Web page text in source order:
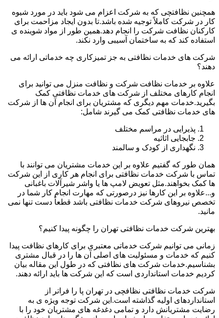
همچنین نظافتچی که به شرکت اعزام می شود باید در مورد شیوه
کار در شرکت کاملاً توجیه شده باشد.تا بدون ایجاد مزاحمت برای
کارکنان نظافت شرکت را انجام دهد.همین طور از مواد شوینده ی
استفاده کند که به ساختمان آسیبی وارد نکند.
شرکت های خدمات نظافتی به جز تمیزکاری چه خدماتی ارائه می
دهند؟
علاوه بر خدمات نظافت شرکت و نظافت منزل می توانید برای
انجام کارهای مختلف از شرکت های خدمات نظافتی کمک
بگیرید.خدمات مهم دیگری که مشتریان برای انجام آن ها از شرکت
های خدمات نظافتی کمک می گیرند شامل:
پذیرایی در مراسم مختلف
جابجایی اثاثیه
نگهداری از کودک و سالمند
همان طور که گفتیم علاوه بر این خدمات مشتریان می توانند با
تماس با شرکت خدمات نظافتی برای انجام هر کاری از این شرکت
ها کمک بخواهند.مثل تعویض لامپ ها یا واشر شیرآلات باغبانی
و...علاوه بر این کارها نیز درصورتی که مهارت انجام کار شما در
تخصص نیروهای شرکت خدمات نظافتی باشد قطعاً دست تنها نمی
مانید.
بهترین شرکت خدمات نظافتی تهران را چگونه پیدا کنیم؟
زمانی می توانیم شرکت خدماتی معتبری برای کارهای نظافت پیدا
کنیم که خدمات و مسئولیت های اصلی آن ها را در قبال مشتری
بشناسیم.خدمات شرکت های نظافتی که در طول این مقاله بیان
کردیم خدمات استانداردی است که این شرکت ها باید ارائه دهند.
شرکت خدمات نظافتی نظافچی در تهران پا را فراتر از
استانداردهای اولیه گذاشته است.این شرکت توجه ویژه ی به
رضایت مشتریانش دارد و تمامی دغدغه های مشتریان خود را با